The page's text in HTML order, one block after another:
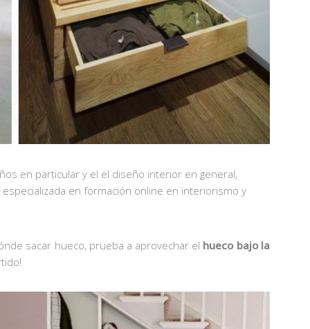
en particular y el el diseño interior en general,
especializada en formación online en interiorismo y
sacar hueco, prueba a aprovechar el hueco bajo la